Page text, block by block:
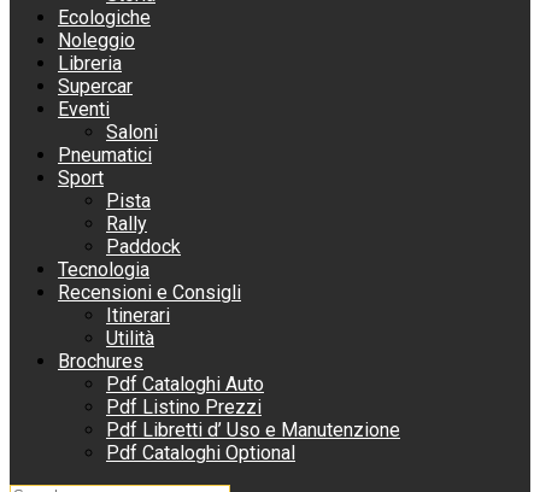
Ecologiche
Noleggio
Libreria
Supercar
Eventi
Saloni
Pneumatici
Sport
Pista
Rally
Paddock
Tecnologia
Recensioni e Consigli
Itinerari
Utilità
Brochures
Pdf Cataloghi Auto
Pdf Listino Prezzi
Pdf Libretti d’ Uso e Manutenzione
Pdf Cataloghi Optional